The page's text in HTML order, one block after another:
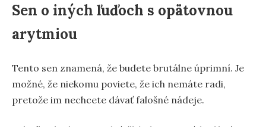
Sen o iných ľuďoch s opätovnou
arytmiou
Tento sen znamená, že budete brutálne úprimní. Je
možné, že niekomu poviete, že ich nemáte radi,
pretože im nechcete dávať falošné nádeje.